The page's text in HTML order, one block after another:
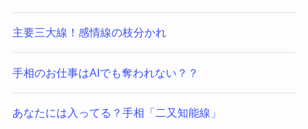
主要三大線！感情線の枝分かれ
手相のお仕事はAIでも奪われない？？
あなたには入ってる？手相「二又知能線」